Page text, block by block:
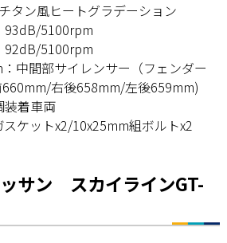
タン風ヒートグラデーション
93dB/5100rpm
92dB/5100rpm
中間部サイレンサー（フェンダー
右後658mm/左後659mm)
装着車両
ケットx2/10x25mm組ボルトx2
ッサン スカイラインGT-